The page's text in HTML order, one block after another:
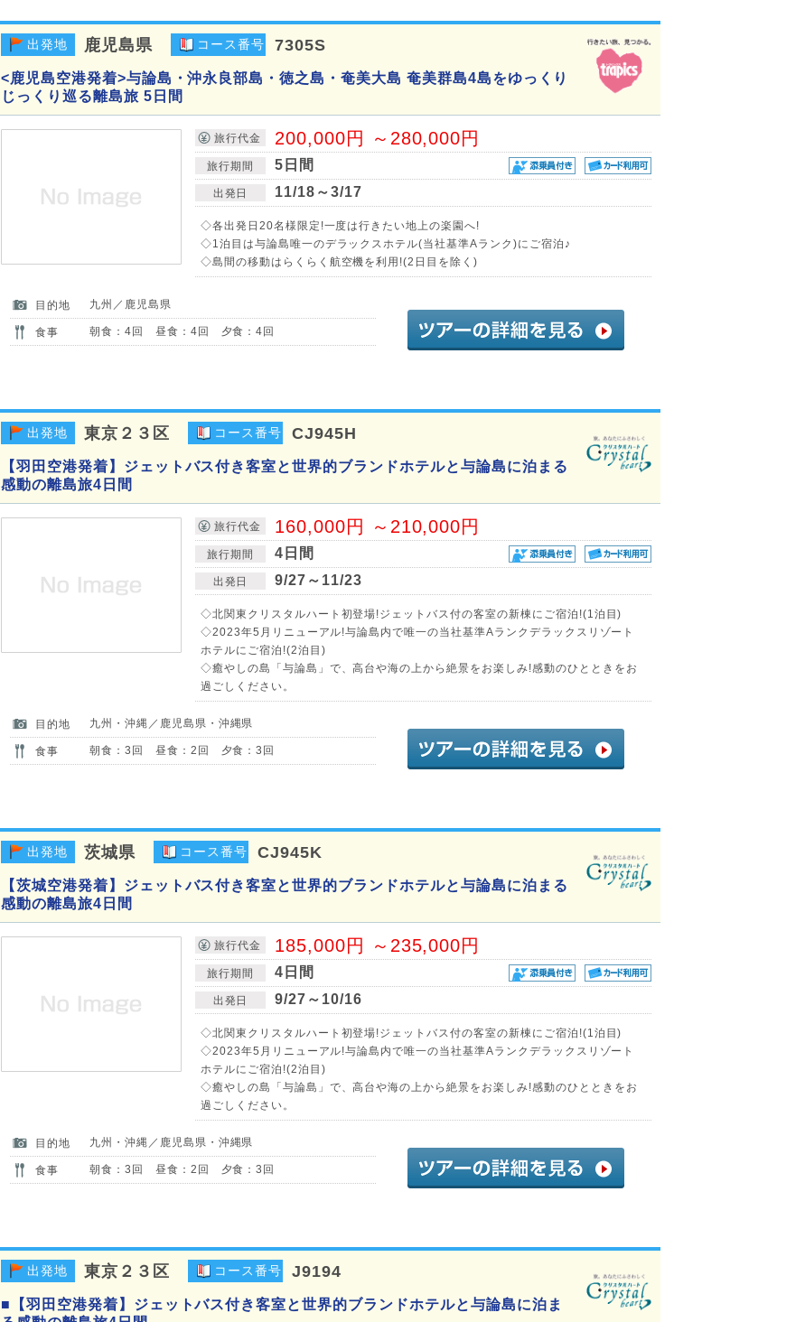
出発地 鹿児島県 コース番号 7305S
<鹿児島空港発着>与論島・沖永良部島・徳之島・奄美大島 奄美群島4島をゆっくり
じっくり巡る離島旅 5日間
旅行代金 200,000円 ～280,000円
旅行期間 5日間
出発日 11/18～3/17
◇各出発日20名様限定!一度は行きたい地上の楽園へ!
◇1泊目は与論島唯一のデラックスホテル(当社基準Aランク)にご宿泊♪
◇島間の移動はらくらく航空機を利用!(2日目を除く)
目的地 九州／鹿児島県
食事 朝食：4回 昼食：4回 夕食：4回
出発地 東京２３区 コース番号 CJ945H
【羽田空港発着】ジェットバス付き客室と世界的ブランドホテルと与論島に泊まる
感動の離島旅4日間
旅行代金 160,000円 ～210,000円
旅行期間 4日間
出発日 9/27～11/23
◇北関東クリスタルハート初登場!ジェットバス付の客室の新棟にご宿泊!(1泊目)
◇2023年5月リニューアル!与論島内で唯一の当社基準Aランクデラックスリゾート
ホテルにご宿泊!(2泊目)
◇癒やしの島「与論島」で、高台や海の上から絶景をお楽しみ!感動のひとときをお
過ごしください。
目的地 九州・沖縄／鹿児島県・沖縄県
食事 朝食：3回 昼食：2回 夕食：3回
出発地 茨城県 コース番号 CJ945K
【茨城空港発着】ジェットバス付き客室と世界的ブランドホテルと与論島に泊まる
感動の離島旅4日間
旅行代金 185,000円 ～235,000円
旅行期間 4日間
出発日 9/27～10/16
◇北関東クリスタルハート初登場!ジェットバス付の客室の新棟にご宿泊!(1泊目)
◇2023年5月リニューアル!与論島内で唯一の当社基準Aランクデラックスリゾート
ホテルにご宿泊!(2泊目)
◇癒やしの島「与論島」で、高台や海の上から絶景をお楽しみ!感動のひとときをお
過ごしください。
目的地 九州・沖縄／鹿児島県・沖縄県
食事 朝食：3回 昼食：2回 夕食：3回
出発地 東京２３区 コース番号 J9194
■【羽田空港発着】ジェットバス付き客室と世界的ブランドホテルと与論島に泊ま